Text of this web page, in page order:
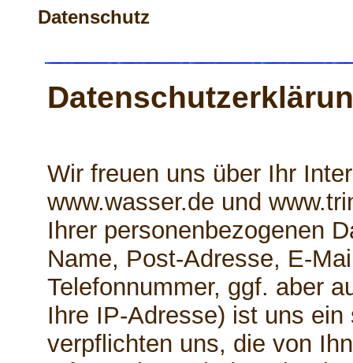
Datenschutz
Wir freuen uns über Ihr
www.wasser.de und
Ihrer personenbezogenen
Name, Post-Adresse, E-
Telefonnummer, ggf. aber
Ihre IP-Adresse) ist uns
verpflichten uns, die von